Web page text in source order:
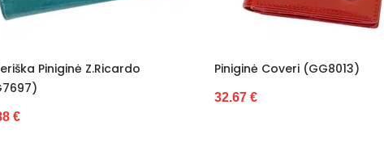
Piniginė Coveri (GG8013)
32.67 €
Piniginė Juoda Su